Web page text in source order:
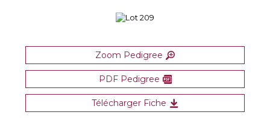
Zoom Pedigree
PDF Pedigree
Télécharger Fiche